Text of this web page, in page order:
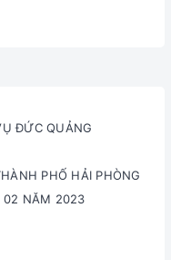
ĐỨC QUẢNG
PHỐ HẢI PHÒNG
02 NĂM 2023